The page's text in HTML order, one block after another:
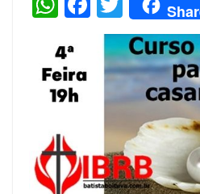
at
s
A
p
p
a
e
b
o
o
k
w
itt
er